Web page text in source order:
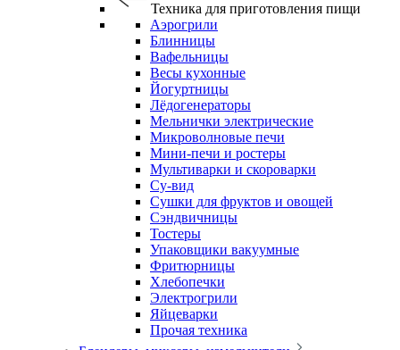
Техника для приготовления пищи
Аэрогрили
Блинницы
Вафельницы
Весы кухонные
Йогуртницы
Лёдогенераторы
Мельнички электрические
Микроволновые печи
Мини-печи и ростеры
Мультиварки и скороварки
Су-вид
Сушки для фруктов и овощей
Сэндвичницы
Тостеры
Упаковщики вакуумные
Фритюрницы
Хлебопечки
Электрогрили
Яйцеварки
Прочая техника